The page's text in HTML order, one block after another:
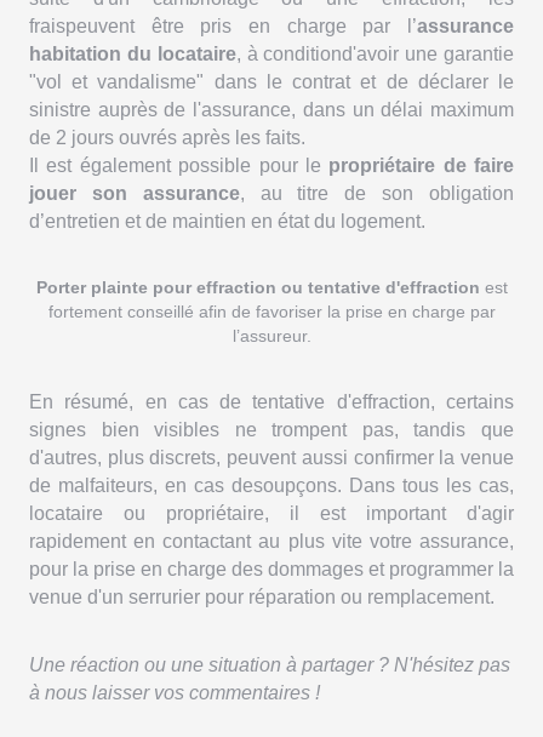
fraispeuvent être pris en charge par l’assurance
habitation du locataire, à conditiond'avoir une garantie
"vol et vandalisme" dans le contrat et de déclarer le
sinistre auprès de l'assurance, dans un délai maximum
de 2 jours ouvrés après les faits.
Il est également possible pour le propriétaire de faire
jouer son assurance, au titre de son obligation
d’entretien et de maintien en état du logement.
Porter plainte pour effraction ou tentative d'effraction est
fortement conseillé afin de favoriser la prise en charge par
l’assureur.
En résumé, en cas de tentative d'effraction, certains
signes bien visibles ne trompent pas, tandis que
d'autres, plus discrets, peuvent aussi confirmer la venue
de malfaiteurs, en cas desoupçons. Dans tous les cas,
locataire ou propriétaire, il est important d'agir
rapidement en contactant au plus vite votre assurance,
pour la prise en charge des dommages et programmer la
venue d'un serrurier pour réparation ou remplacement.
Une réaction ou une situation à partager ? N'hésitez pas
à nous laisser vos commentaires !